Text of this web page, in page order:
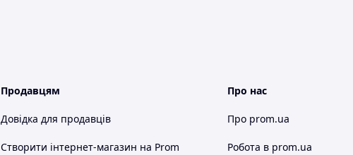
Продавцям
Довідка для продавців
Створити інтернет-магазин на Prom
Про нас
Про prom.ua
Робота в prom.ua